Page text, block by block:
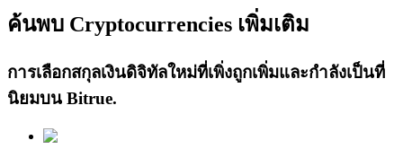
คว้าผลกำไรระยะยาวและผลประโยชน์ที่ยืดหยุ่น
ค้นพบ Cryptocurrencies เพิ่มเติม
การเลือกสกุลเงินดิจิทัลใหม่ที่เพิ่งถูกเพิ่มและกำลังเป็นที่
นิยมบน Bitrue.